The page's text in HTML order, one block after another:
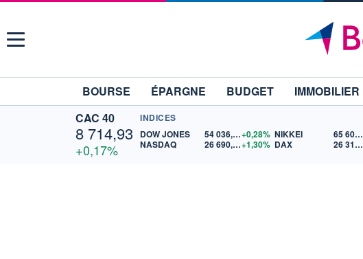
Menu
BOURSE ÉPARGNE BUDGET IMMOBILIER
CAC 40
8 714,93
+0,17%
INDICES
DOW JONES
54 036,93+0,28%
NASDAQ
26 690,62+1,30%
NIKKEI 65 606,71
DAX
26 319,45